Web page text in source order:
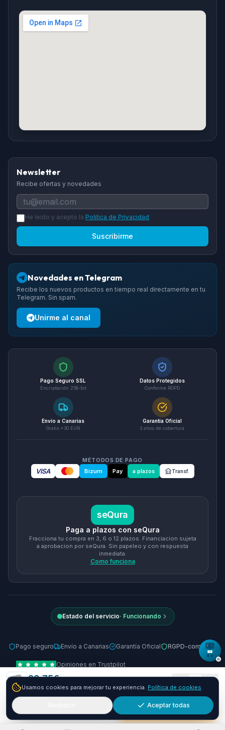
23.75€
+6.25€ y envío GRATIS 24-48h
Comprar ya
Newsletter
Recibe ofertas y novedades
He leido y acepto la Politica de Privacidad
Suscribirme
Novedades en Telegram
Recibe los nuevos productos en tiempo real directamente en tu
Telegram. Sin spam.
Unirme al canal
Pago Seguro SSL
Encriptación 256-bit
Datos Protegidos
Conforme RGPD
Envío a Canarias
Gratis +30 EUR
Garantía Oficial
3 años de cobertura
MÉTODOS DE PAGO
VISA Bizum Pay a plazos Transf.
seQura
Paga a plazos con seQura
Fracciona tu compra en 3, 6 o 12 plazos. Financiacion sujeta
a aprobacion por seQura. Sin papeleo y con respuesta
inmediata.
Como funciona
Estado del servicio· Funcionando
Pago seguro Envío a Canarias Garantía Oficial RGPD-compliant
Opiniones en Trustpilot
© 2026 Tienda Online Canarias.
Desarrollado por
Usamos cookies para mejorar tu experiencia. Política de cookies
Aceptar todas